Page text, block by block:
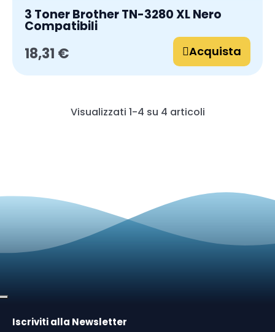
3 Toner Brother TN-3280 XL Nero
Compatibili
18,31 € Acquista
Visualizzati 1-4 su 4 articoli
Iscriviti alla Newsletter